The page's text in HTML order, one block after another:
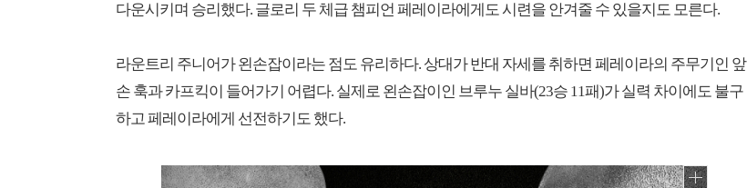
다운시키며 승리했다. 글로리 두 체급 챔피언 페레이라에게도 시련을 안겨줄 수 있을지도 모른다.
라운트리 주니어가 왼손잡이라는 점도 유리하다. 상대가 반대 자세를 취하면 페레이라의 주무기인 앞
손 훅과 카프킥이 들어가기 어렵다. 실제로 왼손잡이인 브루누 실바(23승 11패)가 실력 차이에도 불구
하고 페레이라에게 선전하기도 했다.